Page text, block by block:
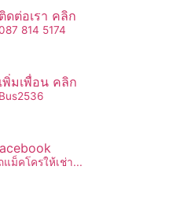
ติดต่อเรา คลิก
814 5174
เพิ่มเพื่อน คลิก
Bus2536​
แม็คโครให้เช่า...